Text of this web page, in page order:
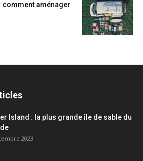
comment aménager
Island : la plus grande île de sable du
2023